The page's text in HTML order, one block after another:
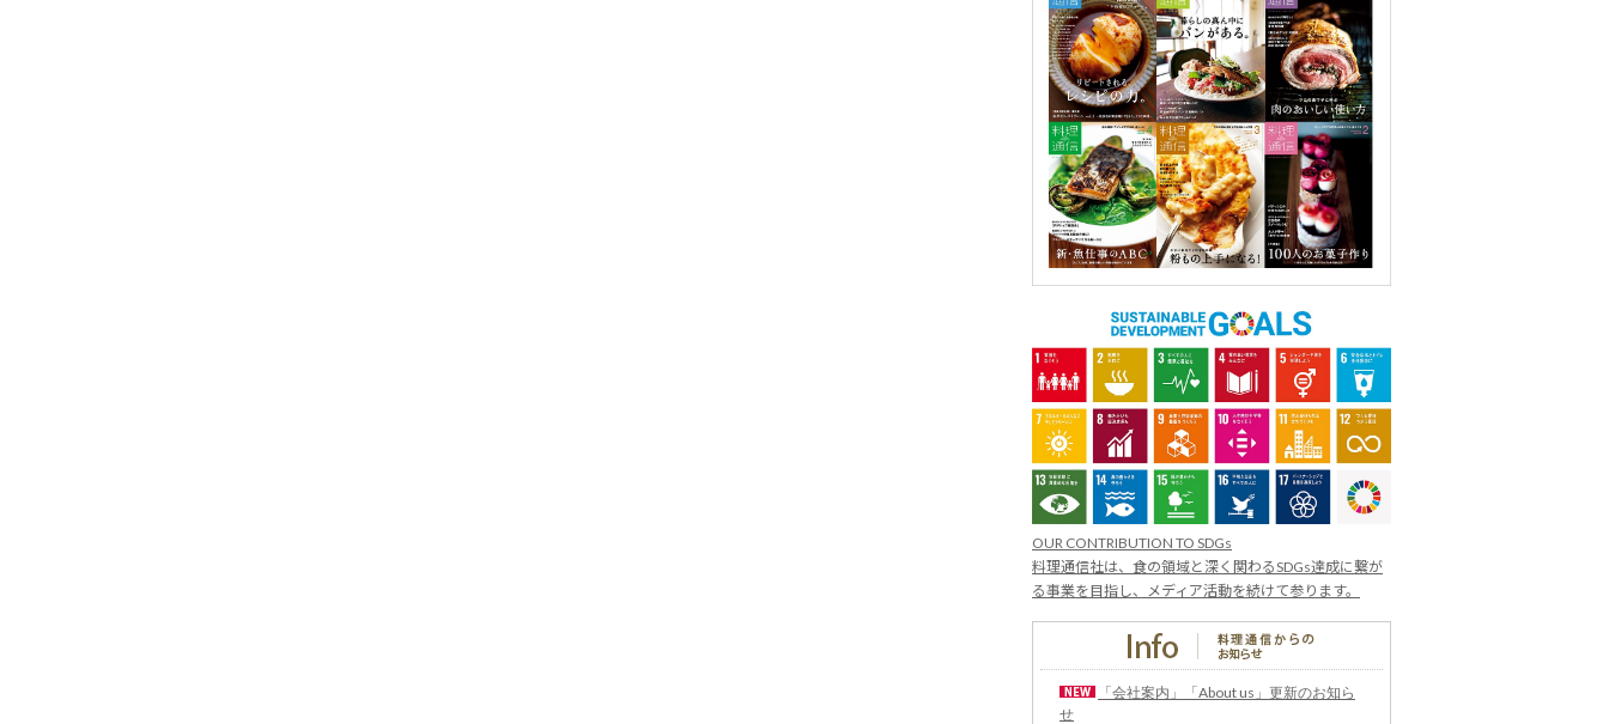
OUR CONTRIBUTION TO SDGs
料理通信社は、食の領域と深く関わるSDGs達成に繋が
る事業を目指し、メディア活動を続けて参ります。
「会社案内」「About us」更新のお知ら
せ